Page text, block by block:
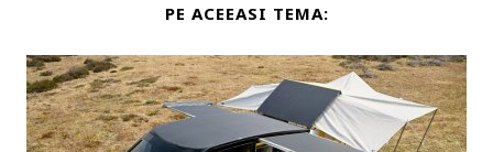
PE ACEEASI TEMA: